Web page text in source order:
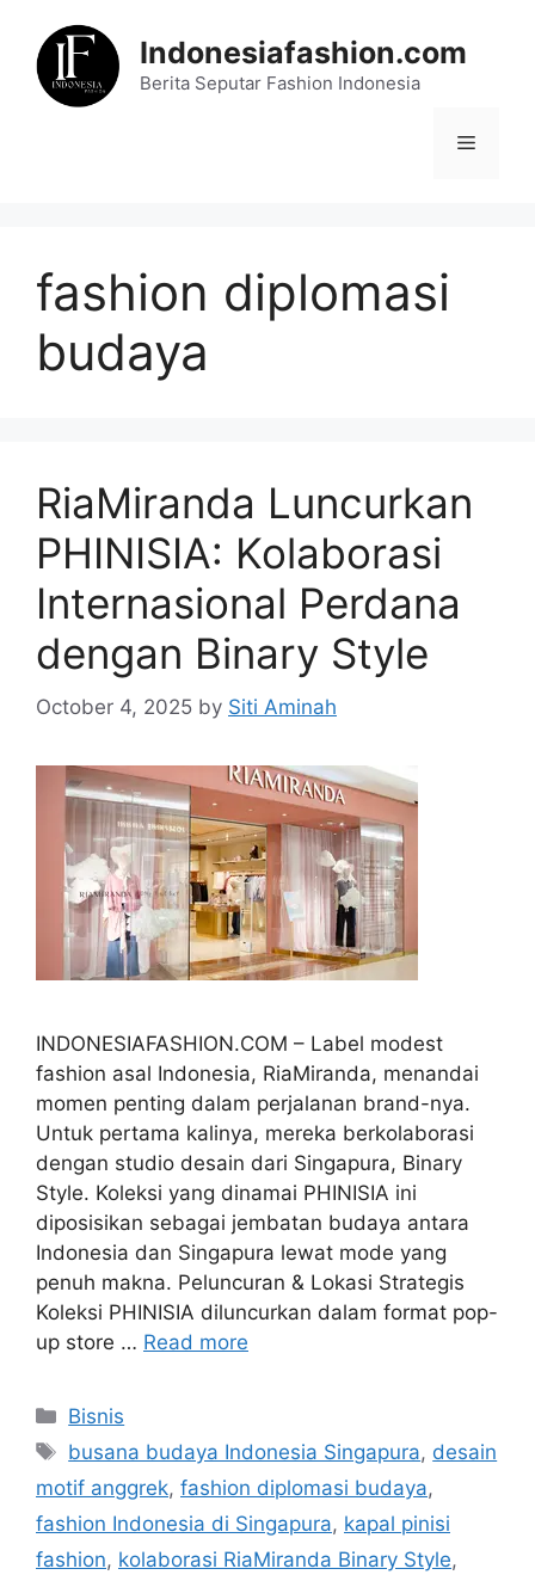
content
Indonesiafashion.com
Berita Seputar Fashion Indonesia
Menu
fashion diplomasi
budaya
RiaMiranda Luncurkan
PHINISIA: Kolaborasi
Internasional Perdana
dengan Binary Style
October 4, 2025 by Siti Aminah
INDONESIAFASHION.COM – Label modest
fashion asal Indonesia, RiaMiranda, menandai
momen penting dalam perjalanan brand-nya.
Untuk pertama kalinya, mereka berkolaborasi
dengan studio desain dari Singapura, Binary
Style. Koleksi yang dinamai PHINISIA ini
diposisikan sebagai jembatan budaya antara
Indonesia dan Singapura lewat mode yang
penuh makna. Peluncuran & Lokasi Strategis
Koleksi PHINISIA diluncurkan dalam format pop-
up store … Read more
Categories
Bisnis
Tags
busana budaya Indonesia Singapura, desain
motif anggrek, fashion diplomasi budaya,
fashion Indonesia di Singapura, kapal pinisi
fashion, kolaborasi RiaMiranda Binary Style,